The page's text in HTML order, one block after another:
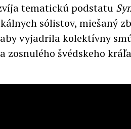
tematickú podstatu
sólistov, miešaný
vyjadrila kolektívny
zosnulého švédskeho